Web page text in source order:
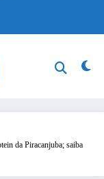
da Piracanjuba; saiba